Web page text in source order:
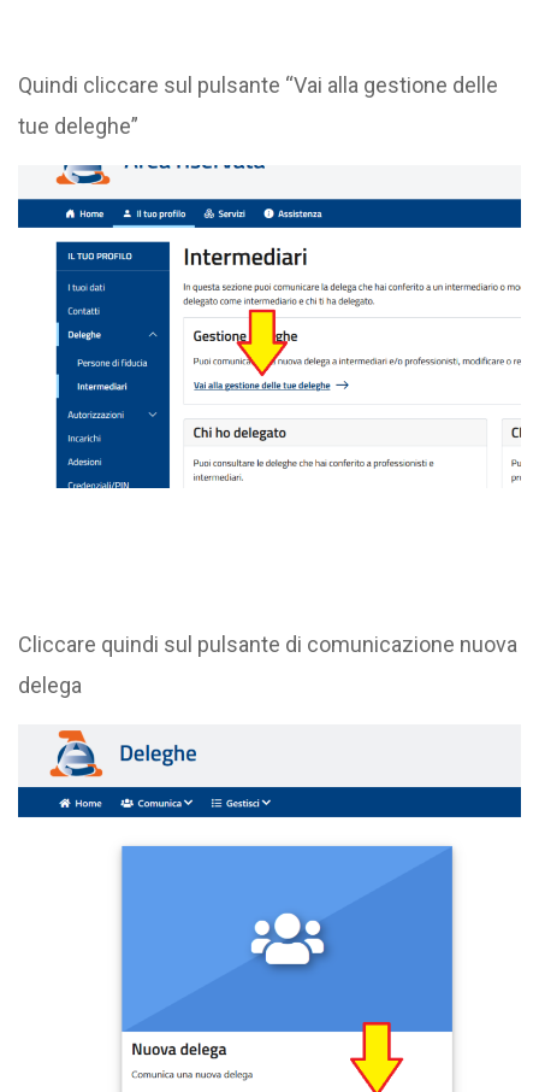
Quindi cliccare sul pulsante “Vai alla gestione delle
tue deleghe”
Cliccare quindi sul pulsante di comunicazione nuova
delega